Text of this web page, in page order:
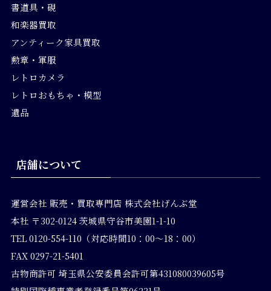
書道具・硯
和楽器買取
アンティーク家具買取
勲章・軍服
レトロカメラ
レトロおもちゃ・模型
遺品
店舗について
運営会社 販売・買取専門店 株式会社げんぶ堂
本社 〒302-0124 茨城県守谷市美園1-1-10
TEL 0120-554-110（対応時間10：00～18：00）
FAX 0297-21-5401
古物商許可 埼玉県公安委員会許可第431080039605号